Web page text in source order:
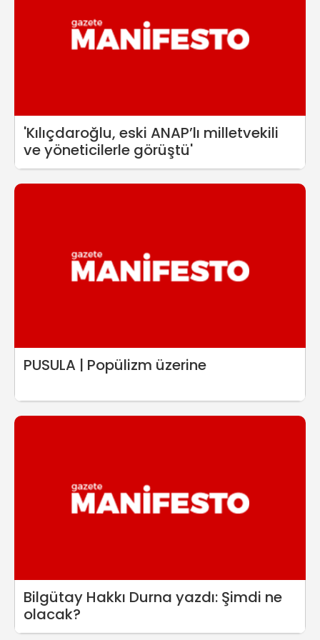
'Kılıçdaroğlu, eski ANAP’lı milletvekili
ve yöneticilerle görüştü'
PUSULA | Popülizm üzerine
Bilgütay Hakkı Durna yazdı: Şimdi ne
olacak?